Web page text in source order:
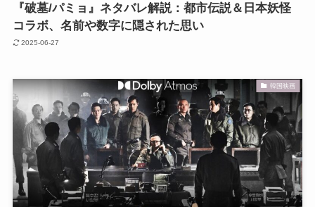
『破墓/パミョ』ネタバレ解説：都市伝説＆日本妖怪
コラボ、名前や数字に隠された思い
2025-06-27
韓国映画